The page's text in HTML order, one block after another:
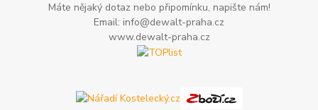
Máte nějaký dotaz nebo připomínku, napište nám!
Email: info@dewalt-praha.cz
www.dewalt-praha.cz